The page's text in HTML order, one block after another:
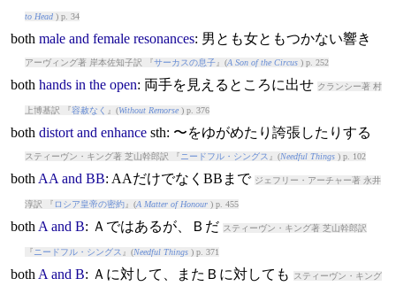
to Head) p. 34
both male and female resonances: 男とも女ともつかない響き
アーヴィング著 岸本佐知子訳 『サーカスの息子』(A Son of the Circus) p. 252
both hands in the open: 両手を見えるところに出せ クランシー著 村
上博基訳 『容赦なく 』(Without Remorse) p. 376
both distort and enhancesth: 〜をゆがめたり誇張したりする
スティーヴン・キング著 芝山幹郎訳 『 ニードフル・シングス 』(Needful Things) p. 102
both AA and BB: AAだけでなくBBまで ジェフリー・アーチャー著 永井
淳訳 『 ロシア皇帝の密約』(A Matter of Honour) p. 455
both A and B: Ａではあるが、Ｂだ スティーヴン・キング著 芝山幹郎訳
『 ニードフル・シングス 』(Needful Things) p. 371
both A and B: Ａに対して、またＢに対しても スティーヴン・キング